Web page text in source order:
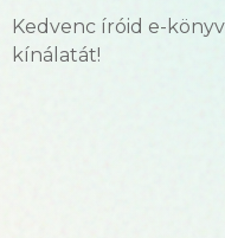
Kedvenc íróid e-
kínálatát!